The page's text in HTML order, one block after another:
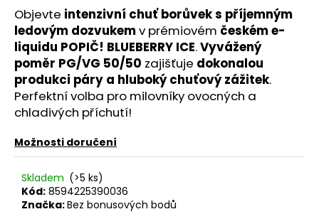
hvězdiček.
Objevte intenzivní chuť borůvek s příjemným
ledovým dozvukem v prémiovém českém e-
liquidu POPIČ! BLUEBERRY ICE.Vyvážený
poměr PG/VG 50/50 zajišťuje dokonalou
produkci páry a hluboký chuťový zážitek.
Perfektní volba pro milovníky ovocných a
chladivých příchutí!
Možnosti doručení
Skladem (>5 ks)
Kód: 8594225390036
Značka:Bez bonusových bodů
HLEDAT
D
o
p
r
u
č
u